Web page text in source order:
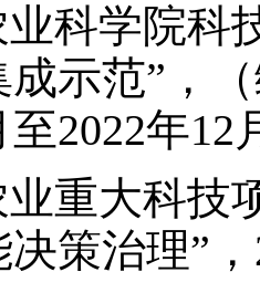
业科学院科
示范”，
至2022年12
业重大科技
策治理”